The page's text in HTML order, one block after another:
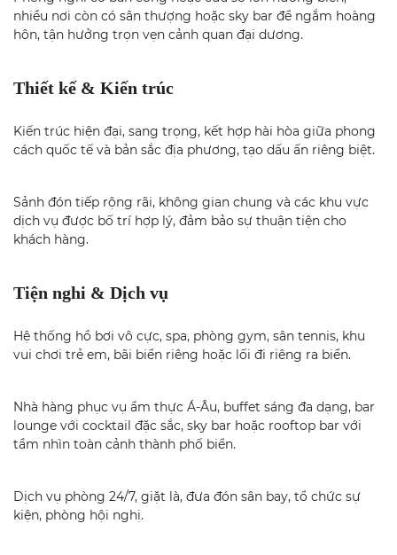
nhiều nơi còn có sân thượng hoặc sky bar để ngắm hoàng
hôn, tận hưởng trọn vẹn cảnh quan đại dương.
Thiết kế & Kiến trúc
Kiến trúc hiện đại, sang trọng, kết hợp hài hòa giữa phong
cách quốc tế và bản sắc địa phương, tạo dấu ấn riêng biệt.
Sảnh đón tiếp rộng rãi, không gian chung và các khu vực
dịch vụ được bố trí hợp lý, đảm bảo sự thuận tiện cho
khách hàng.
Tiện nghi & Dịch vụ
Hệ thống hồ bơi vô cực, spa, phòng gym, sân tennis, khu
vui chơi trẻ em, bãi biển riêng hoặc lối đi riêng ra biển.
Nhà hàng phục vụ ẩm thực Á-Âu, buffet sáng đa dạng, bar
lounge với cocktail đặc sắc, sky bar hoặc rooftop bar với
tầm nhìn toàn cảnh thành phố biển.
Dịch vụ phòng 24/7, giặt là, đưa đón sân bay, tổ chức sự
kiện, phòng hội nghị.